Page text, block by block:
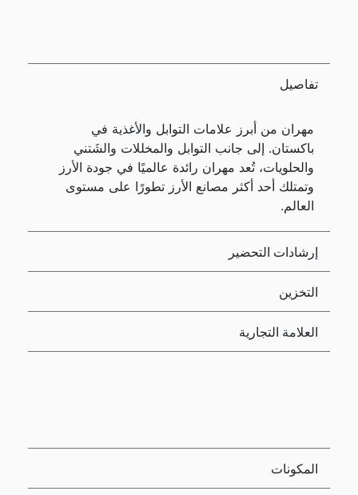
تفاصيل
مهران من أبرز علامات التوابل والأغذية في
باكستان. إلى جانب التوابل والمخللات والشَتني
والحلويات، تُعد مهران رائدة عالميًا في جودة الأرز
وتمتلك أحد أكثر مصانع الأرز تطورًا على مستوى
العالم.
إرشادات التحضير
التخزين
العلامة التجارية
المكونات